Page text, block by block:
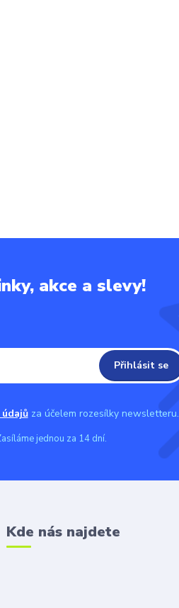
akce a slevy!
Přihlásit se
za účelem rozesílky newsletteru.
jednou za 14 dní.
Kde nás najdete